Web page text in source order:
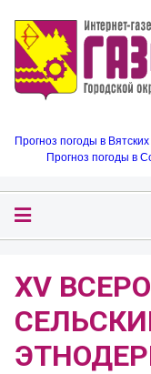
Прогноз погоды в
Прогноз погоды в
XV